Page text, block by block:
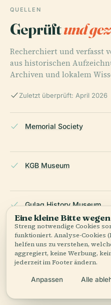
QUELLEN
Geprüftund
Recherchiert und verfasst
aus historischen
Archiven und lokalem
Zuletzt überprüft: April 2026
Memorial Society
KGB Museum
Gulag History Museum
Red Square
Solzhenitsyn, A
(1973). The Gulag
Eine kleine Bitte
Streng notwendige Cookies
funktioniert. Analyse-Cookies
helfen uns zu verstehen,
aggregiert, keine Werbung,
jederzeit im Footer ändern.
Anpassen Alle